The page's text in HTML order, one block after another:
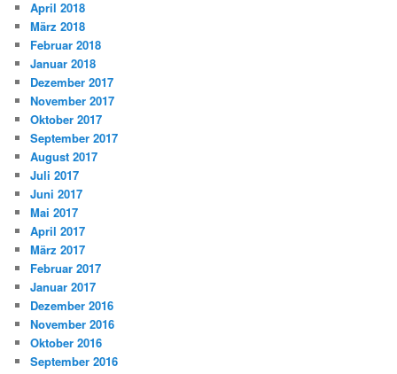
April 2018
März 2018
Februar 2018
Januar 2018
Dezember 2017
November 2017
Oktober 2017
September 2017
August 2017
Juli 2017
Juni 2017
Mai 2017
April 2017
März 2017
Februar 2017
Januar 2017
Dezember 2016
November 2016
Oktober 2016
September 2016